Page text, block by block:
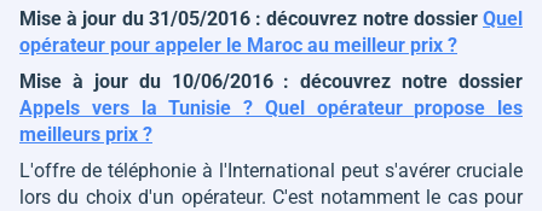
Mise à jour du 31/05/2016 : découvrez notre dossier Quel
opérateur pour appeler le Maroc au meilleur prix ?
Mise à jour du 10/06/2016 : découvrez notre dossier
Appels vers la Tunisie ? Quel opérateur propose les
meilleurs prix ?
L'offre de téléphonie à l'International peut s'avérer cruciale
lors du choix d'un opérateur. C'est notamment le cas pour